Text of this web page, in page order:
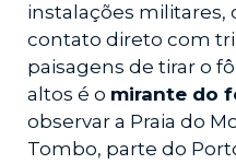
instalações
contato direto com
paisagens de tirar o
altos é o mirante do
observar a Praia do
Tombo, parte do